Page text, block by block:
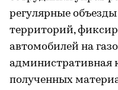
регулярные
территорий,
автомобилей на
административная
полученных